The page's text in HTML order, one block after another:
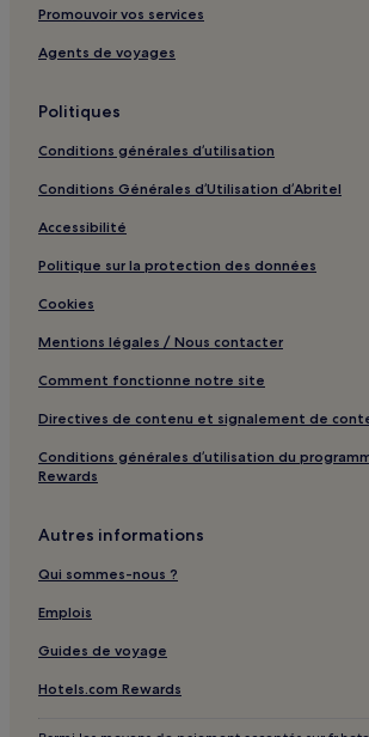
Plage de Voutoumi : Villas
Plage de Voutoumi : Hôtels avec parking à
Promouvoir vos services
Agents de voyages
Politiques
Conditions générales d’utilisation
Conditions Générales d’Utilisation d’Abritel
Accessibilité
Politique sur la protection des données
Cookies
Mentions légales / Nous contacter
Comment fonctionne notre site
Directives de contenu et signalement de
Conditions générales d’utilisation du
Rewards
Autres informations
Qui sommes-nous ?
Emplois
Guides de voyage
Hotels.com Rewards